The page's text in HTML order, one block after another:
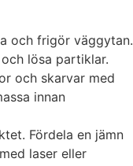
och frigör väggytan.
lösa partiklar.
och skarvar med
innan
Fördela en jämn
laser eller